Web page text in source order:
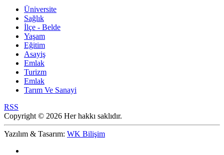
Üniversite
Sağlık
İlçe - Belde
Yaşam
Eğitim
Asayiş
Emlak
Turizm
Emlak
Tarım Ve Sanayi
RSS
Copyright © 2026 Her hakkı saklıdır.
Yazılım & Tasarım: WK Bilişim